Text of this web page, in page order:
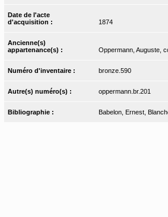
Date de l'acte
d'acquisition :
1874
Ancienne(s)
appartenance(s) :
Oppermann, Auguste,
Numéro d'inventaire : bronze.590
Autre(s) numéro(s) : oppermann.br.201
Bibliographie : Babelon, Ernest,